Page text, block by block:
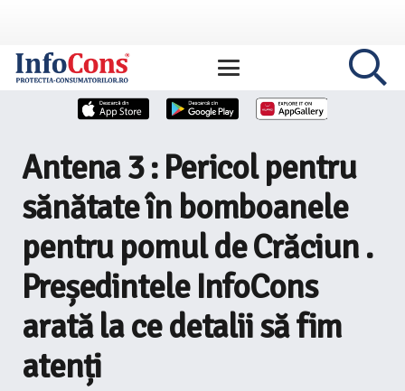
Antena 3 : Pericol pentru
sănătate în bomboanele
pentru pomul de Crăciun .
Președintele InfoCons
arată la ce detalii să fim
atenți